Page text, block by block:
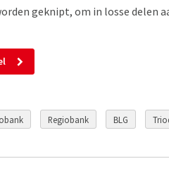
geknipt, om in losse delen
Regiobank BLG